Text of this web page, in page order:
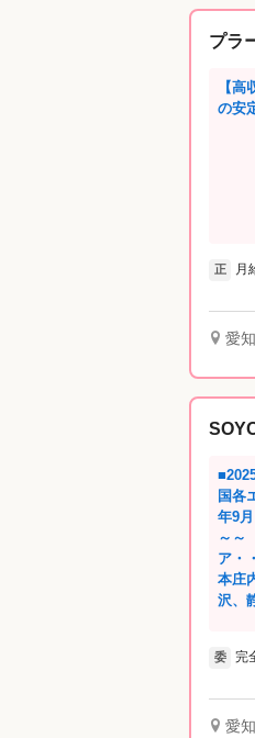
プラ
【
の安
正 月
愛
国各
年9
～～
ア・
本庄
沢、
り美
プニ
輩は
委 完
愛